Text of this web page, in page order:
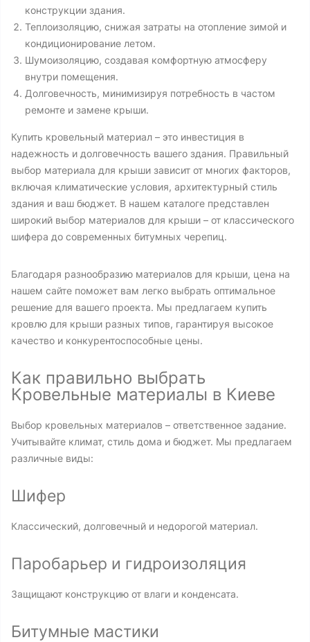
конструкции здания.
Теплоизоляцию, снижая затраты на отопление зимой и
кондиционирование летом.
Шумоизоляцию, создавая комфортную атмосферу
внутри помещения.
Долговечность, минимизируя потребность в частом
ремонте и замене крыши.
Купить кровельный материал – это инвестиция в
надежность и долговечность вашего здания. Правильный
выбор материала для крыши зависит от многих факторов,
включая климатические условия, архитектурный стиль
здания и ваш бюджет. В нашем каталоге представлен
широкий выбор материалов для крыши – от классического
шифера до современных битумных черепиц.
Благодаря разнообразию материалов для крыши, цена на
нашем сайте поможет вам легко выбрать оптимальное
решение для вашего проекта. Мы предлагаем купить
кровлю для крыши разных типов, гарантируя высокое
качество и конкурентоспособные цены.
Как правильно выбрать
Кровельные материалы в Киеве
Выбор кровельных материалов – ответственное задание.
Учитывайте климат, стиль дома и бюджет. Мы предлагаем
различные виды:
Шифер
Классический, долговечный и недорогой материал.
Паробарьер и гидроизоляция
Защищают конструкцию от влаги и конденсата.
Битумные мастики